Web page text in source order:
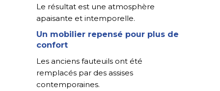
Le résultat est une atmosphère
apaisante et intemporelle.
Un mobilier repensé pour plus de
confort
Les anciens fauteuils ont été
remplacés par des assises
contemporaines.